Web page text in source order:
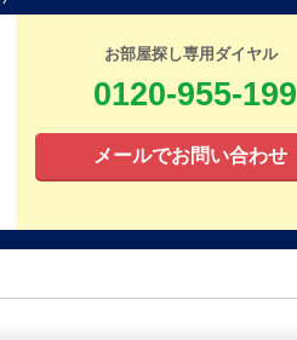
お部屋探し専用ダイヤル
0120-955-199
メールでお問い合わせ